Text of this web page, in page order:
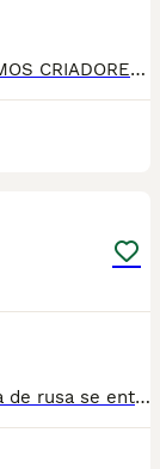
TELEFONO O WHATSAPP 722 490 760 SOMOS CRIADORES DIRECTOS SIN INTERMEDIARIOS! MAS DE 20 AÑOS EN EL SECTOR NOS AVALAN, VALORANDO NO SOLO LA CRIA RESPONSABLE SI NO TAMBIEN LA SELECCIÓN PARA MEJORAR LA RAZA DURANTE TODOS ESTOS AÑOS. NUESTROS CACHORROS SE ENTREGAN PREVIAMENTE REVISADOS POR UN VETERINARIO PROFESIONAL Y BAJO LOS MAS ESTRICTOS CONTROLES DE SALUD, HACEMOS HINCAPIÉ EN SU SOCIABILIZACIÓN PARA SU CORRECTO DESARROLLO NEUROLOGICO! Y OS ASESORAMOS ANTES DURANTE Y DESPUES DE LA ENTREGA PARA QUE TODO SEA LO MAS AFABLE Y FACIL POSIBLE DURANTE LA ADAPTACION! NUESTROS BEBE SE ENTREGAN A PARTIR DE LOS DOS MESES CON SUS VACUNAS AL DIA, DESPARASITADOS Y CON GARANTIAS DE SALUD, MICROCHIP Y CARTILLA DE VACUNACION! SI BUSCAS UN COMPAÑERO SANO Y EQUILIBRADO ESTE ES EL LUGAR, TE ASESORAREMOS DURANTE TODO EL PROCESO NO DUDES EN CONSULTAR POR NUESTROS PEQUES AL 722 490 760
Magnífico ejemplar de Chihuahua toy línea de rusa se entregan con sus vacuna correspondiente a su edad desparasitado cartilla y microchip listo para entregar.